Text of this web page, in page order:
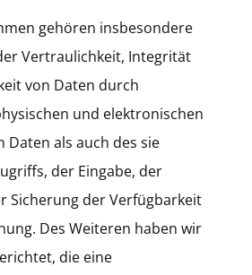
gehören insbesondere
Vertraulichkeit, Integrität
von Daten durch
und elektronischen
Daten als auch des sie
der Eingabe, der
Sicherung der Verfügbarkeit
Des Weiteren haben wir
die eine